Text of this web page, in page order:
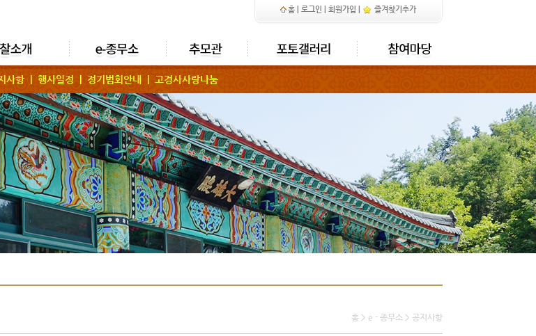
홈 로그인 회원가입 즐겨찾기추가
항 | 행사일정 | 정기법회안내 | 고경사사랑나눔
홈 > e - 종무소 > 공지사항